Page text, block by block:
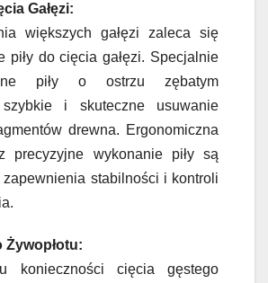
Gałęzi:
większych gałęzi zaleca się
piły do cięcia gałęzi. Specjalnie
piły o ostrzu zębatym
i skuteczne usuwanie
drewna. Ergonomiczna
precyzyjne wykonanie piły są
zapewnienia stabilności i kontroli
Żywopłotu:
konieczności cięcia gęstego